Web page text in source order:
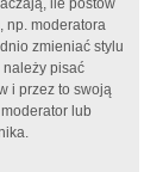
ile postów
np. moderatora
zmieniać stylu
należy pisać
i przez to swoją
lub